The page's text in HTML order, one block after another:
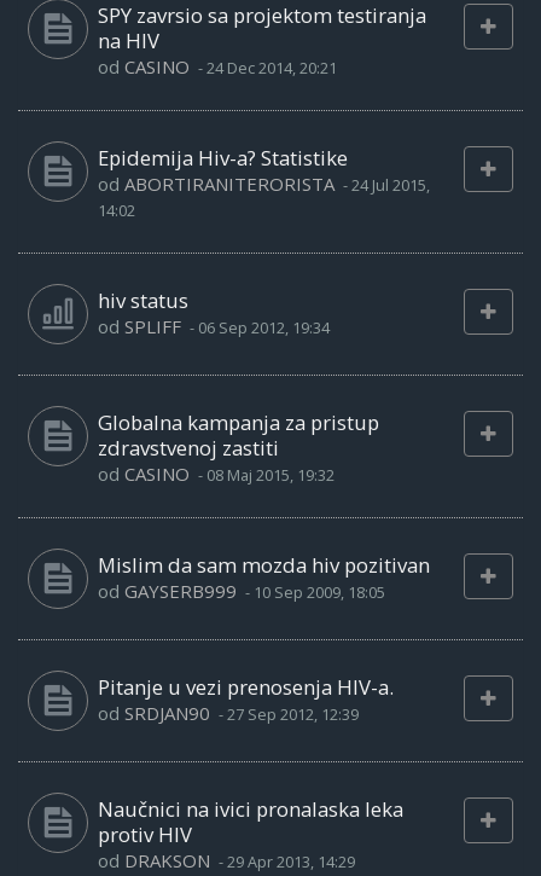
SPY zavrsio sa projektom testiranja
na HIV
od CASINO -24 Dec 2014, 20:21
Epidemija Hiv-a? Statistike
od ABORTIRANITERORISTA -24 Jul 2015,
14:02
hiv status
od SPLIFF - 06 Sep 2012, 19:34
Globalna kampanja za pristup
zdravstvenoj zastiti
od CASINO - 08 Maj 2015, 19:32
Mislim da sam mozda hiv pozitivan
od GAYSERB999 - 10 Sep 2009, 18:05
Pitanje u vezi prenosenja HIV-a.
od SRDJAN90 -27 Sep 2012, 12:39
Naučnici na ivici pronalaska leka
protiv HIV
od DRAKSON -29 Apr 2013, 14:29